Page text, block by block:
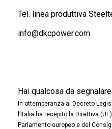
Tel. linea produttiva
info@dkcpower.com
Hai qualcosa da
In ottemperanza al Decreto
l’Italia ha recepito la Direttiva
Parlamento europeo e del